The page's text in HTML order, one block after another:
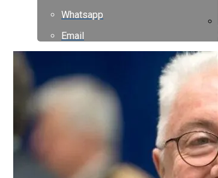
Whatsapp
Email